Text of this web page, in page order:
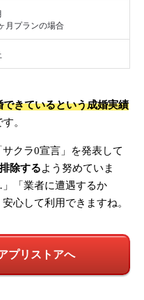
月プランの場合
できているという成婚実績
す。
クラ0宣言」を発表して
除するよう努めていま
「業者に遭遇するか
心して利用できますね。
プリストアへ